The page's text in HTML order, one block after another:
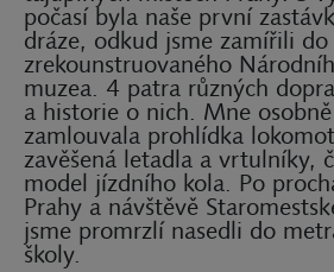
počasí byla naše první
dráze, odkud jsme zamířili
zrekounstruovaného
muzea. 4 patra různých
a historie o nich. Mne
zamlouvala prohlídka
zavěšená letadla a vrtulníky,
model jízdního kola. Po
Prahy a návštěvě
jsme promrzlí nasedli do
školy.